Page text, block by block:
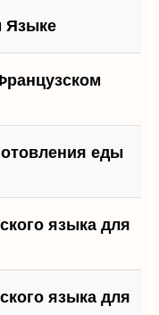
Языке
еды
языка для
языка для